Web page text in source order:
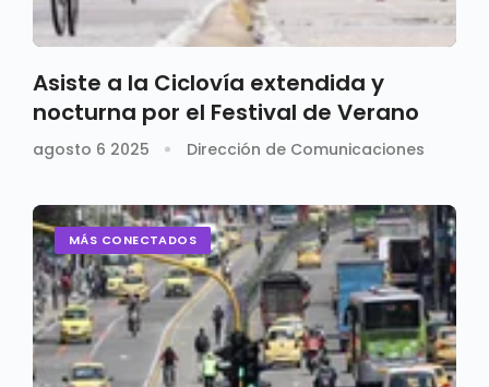
Asiste a la Ciclovía extendida y
nocturna por el Festival de Verano
agosto 6 2025 Dirección de Comunicaciones
MÁS CONECTADOS